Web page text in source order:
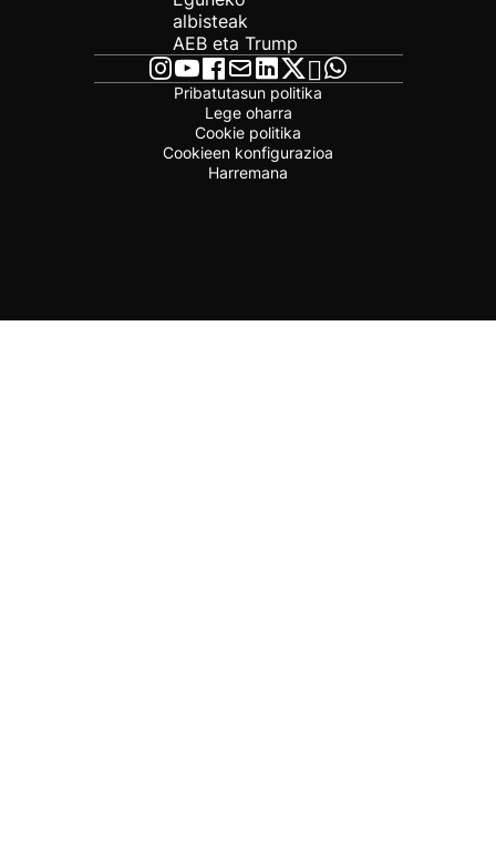
albisteak
AEB eta Trump
Pribatutasun politika
Lege oharra
Cookie politika
Cookieen konfigurazioa
Harremana